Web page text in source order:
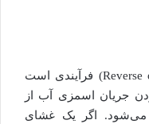
اسمز معکوس (به انگلیسی: Reverse osmosis) فرآیندی است
جریان اسمزی آب از
می‌شود. اگر یک غشای